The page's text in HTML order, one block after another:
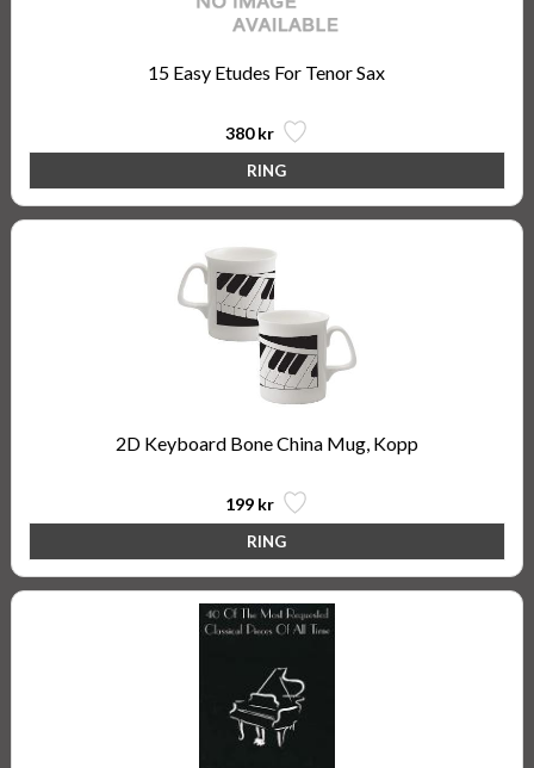
15 Easy Etudes For Tenor Sax
380 kr
2D Keyboard Bone China Mug, Kopp
199 kr